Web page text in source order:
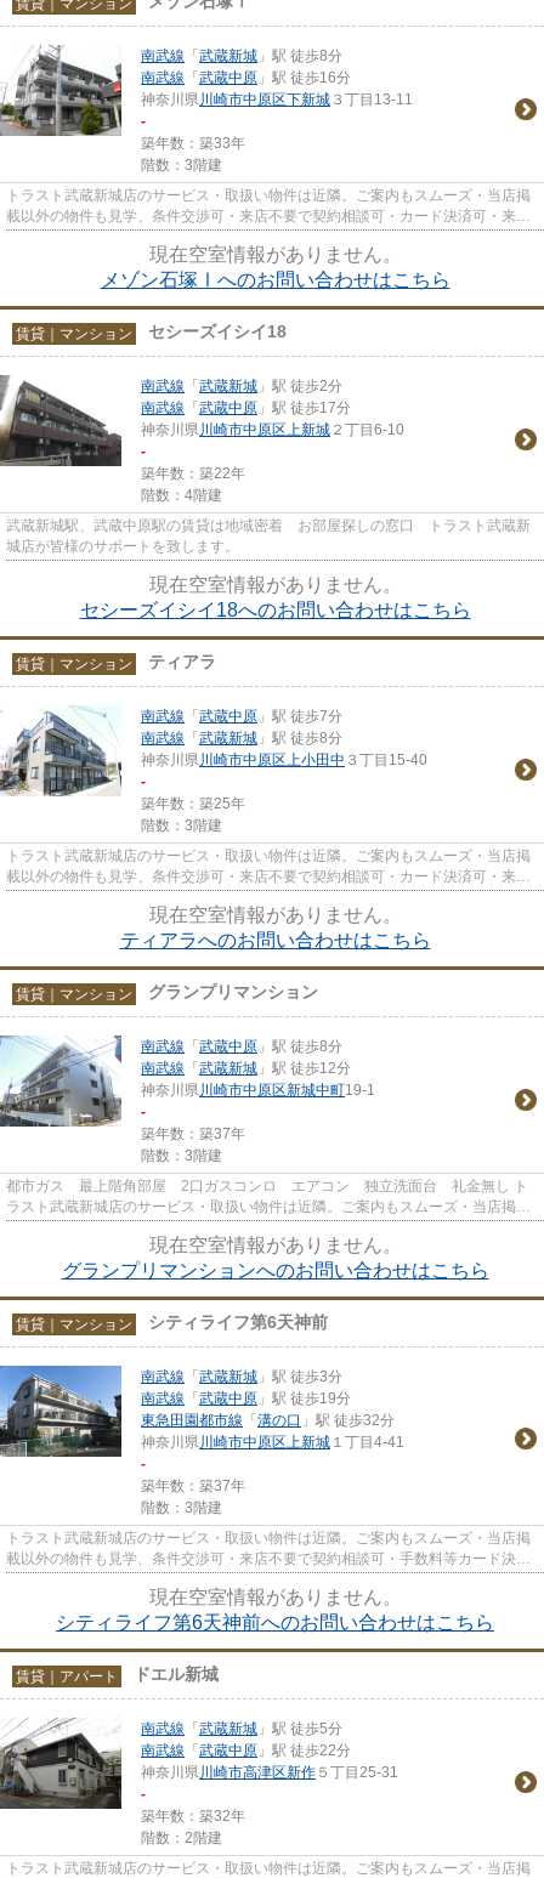
賃貸｜マンション
南武線 「武蔵新城 」駅 徒歩8分
南武線 「武蔵中原 」駅 徒歩16分
神奈川県川崎市中原区下新城 ３丁目13-11
-
築年数：築33年
階数：3階建
トラスト武蔵新城店のサービス・取扱い物件は近隣。ご案内もスムーズ・当店掲
載以外の物件も見学、条件交渉可・来店不要で契約相談可・カード決済可・来店
時無料駐車場有（要電話予約...
現在空室情報がありません。
メゾン石塚Ⅰへのお問い合わせはこちら
賃貸｜マンション セシーズイシイ18
南武線 「武蔵新城 」駅 徒歩2分
南武線 「武蔵中原 」駅 徒歩17分
神奈川県川崎市中原区上新城 ２丁目6-10
-
築年数：築22年
階数：4階建
武蔵新城駅、武蔵中原駅の賃貸は地域密着 お部屋探しの窓口 トラスト武蔵新
城店が皆様のサポートを致します。
現在空室情報がありません。
セシーズイシイ18へのお問い合わせはこちら
賃貸｜マンション ティアラ
南武線 「武蔵中原 」駅 徒歩7分
南武線 「武蔵新城 」駅 徒歩8分
神奈川県川崎市中原区上小田中 ３丁目15-40
-
築年数：築25年
階数：3階建
トラスト武蔵新城店のサービス・取扱い物件は近隣。ご案内もスムーズ・当店掲
載以外の物件も見学、条件交渉可・来店不要で契約相談可・カード決済可・来店
時無料駐車場有（要電話予約...
現在空室情報がありません。
ティアラへのお問い合わせはこちら
賃貸｜マンション グランプリマンション
南武線 「武蔵中原 」駅 徒歩8分
南武線 「武蔵新城 」駅 徒歩12分
神奈川県川崎市中原区新城中町19-1
-
築年数：築37年
階数：3階建
都市ガス 最上階角部屋 2口ガスコンロ エアコン 独立洗面台 礼金無し ト
ラスト武蔵新城店のサービス・取扱い物件は近隣。ご案内もスムーズ・当店掲載
以外の物件も見学、条件交渉...
現在空室情報がありません。
グランプリマンションへのお問い合わせはこちら
賃貸｜マンション シティライフ第6天神前
南武線 「武蔵新城 」駅 徒歩3分
南武線 「武蔵中原 」駅 徒歩19分
東急田園都市線 「溝の口 」駅 徒歩32分
神奈川県川崎市中原区上新城 １丁目4-41
-
築年数：築37年
階数：3階建
トラスト武蔵新城店のサービス・取扱い物件は近隣。ご案内もスムーズ・当店掲
載以外の物件も見学、条件交渉可・来店不要で契約相談可・手数料等カード決済
可・来店時無料駐車場有（要...
現在空室情報がありません。
シティライフ第6天神前へのお問い合わせはこちら
賃貸｜アパート ドエル新城
南武線 「武蔵新城 」駅 徒歩5分
南武線 「武蔵中原 」駅 徒歩22分
神奈川県川崎市高津区新作 ５丁目25-31
-
築年数：築32年
階数：2階建
トラスト武蔵新城店のサービス・取扱い物件は近隣。ご案内もスムーズ・当店掲